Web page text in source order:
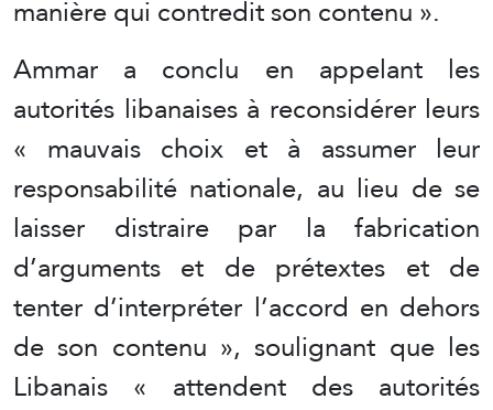
manière qui contredit son contenu ».
Ammar a conclu en appelant les
autorités libanaises à reconsidérer leurs
« mauvais choix et à assumer leur
responsabilité nationale, au lieu de se
laisser distraire par la fabrication
d’arguments et de prétextes et de
tenter d’interpréter l’accord en dehors
de son contenu », soulignant que les
Libanais « attendent des autorités